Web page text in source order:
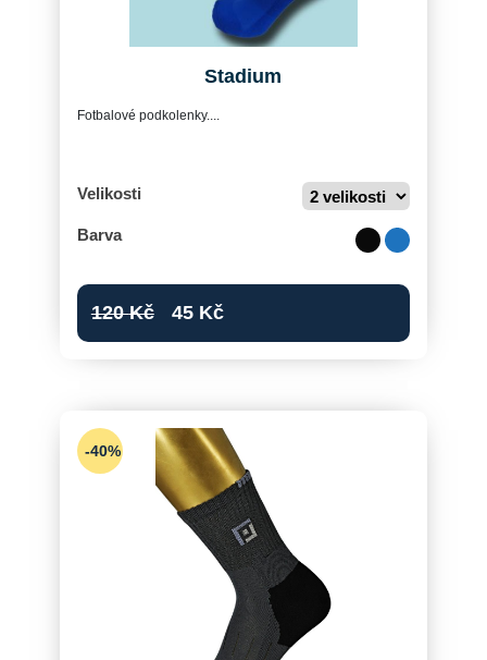
Stadium
Fotbalové podkolenky....
Velikosti
Barva
120Kč 45 Kč
-40%